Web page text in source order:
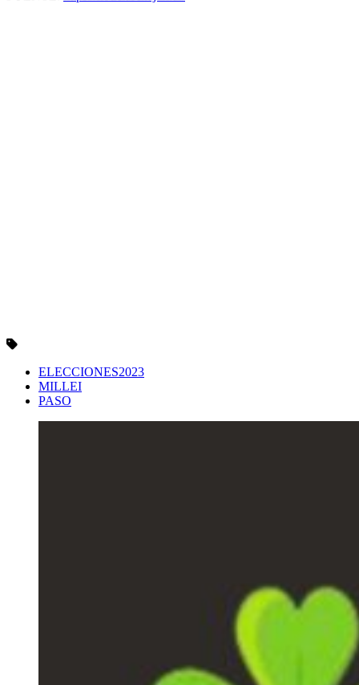
ELECCIONES2023
MILLEI
PASO